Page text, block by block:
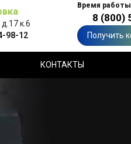
к.6
98-12
Время
8 (800)
Получить
КОНТАКТЫ